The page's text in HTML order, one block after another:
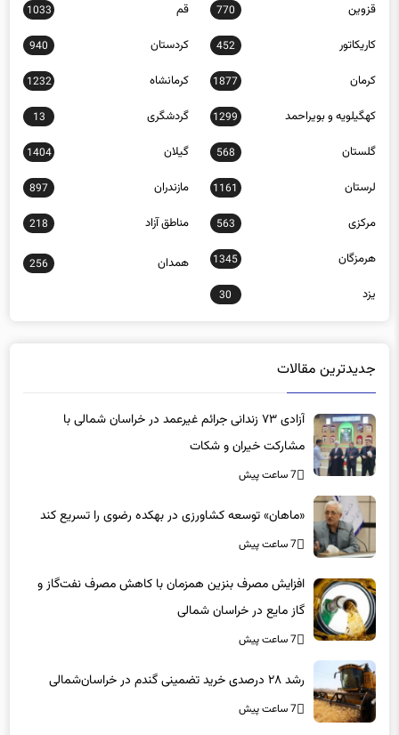
قزوین 770 قم 1033
کاریکاتور 452 کردستان 940
کرمان 1877 کرمانشاه 1232
کهگیلویه و بویراحمد 1299 گردشگری 13
گلستان 568 گیلان 1404
لرستان 1161 مازندران 897
مرکزی 563 مناطق آزاد 218
هرمزگان 1345 همدان 256
یزد 30
جدیدترین مقالات
آزادی ۷۳ زندانی جرائم غیرعمد در خراسان شمالی با
مشارکت خیران و شکات
7 ساعت پیش
«ماهان» توسعه کشاورزی در بهکده رضوی را تسریع کند
7 ساعت پیش
افزایش مصرف بنزین همزمان با کاهش مصرف نفت‌گاز و
گاز مایع در خراسان شمالی
7 ساعت پیش
رشد ۲۸ درصدی خرید تضمینی گندم در خراسان‌شمالی
7 ساعت پیش